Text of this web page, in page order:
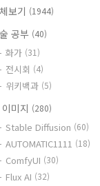
보기 (1944)
공부 (40)
화가 (31)
전시회 (4)
위키백과 (5)
미지 (280)
Stable Diffusion (60)
AUTOMATIC1111 (18)
ComfyUI (30)
Flux AI (32)